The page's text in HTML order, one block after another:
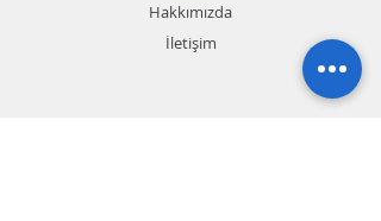
Hakkımızda
İletişim